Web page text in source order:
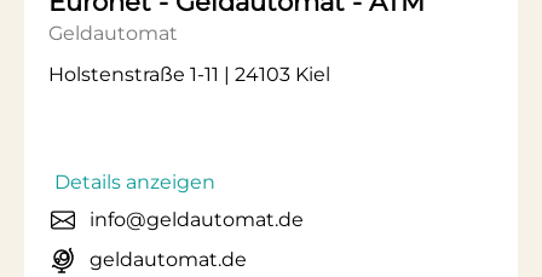
Geldautomat
Holstenstraße 1-11 | 24103 Kiel
Details anzeigen
info@geldautomat.de
geldautomat.de